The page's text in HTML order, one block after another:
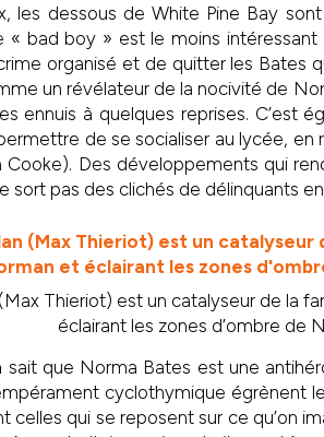
les dessous de White Pine Bay
« bad boy » est le moins intéressant
organisé et de quitter les Bates
un révélateur de la nocivité de
ennuis à quelques reprises. C’est
de se socialiser au lycée,
Cooke). Des développements qui
sort pas des clichés de délinquants
Thieriot) est un catalyseur de la
éclairant les zones d’ombre de
sait que Norma Bates est une
cyclothymique égrènent
celles qui se reposent sur ce qu’on